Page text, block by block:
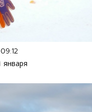
января